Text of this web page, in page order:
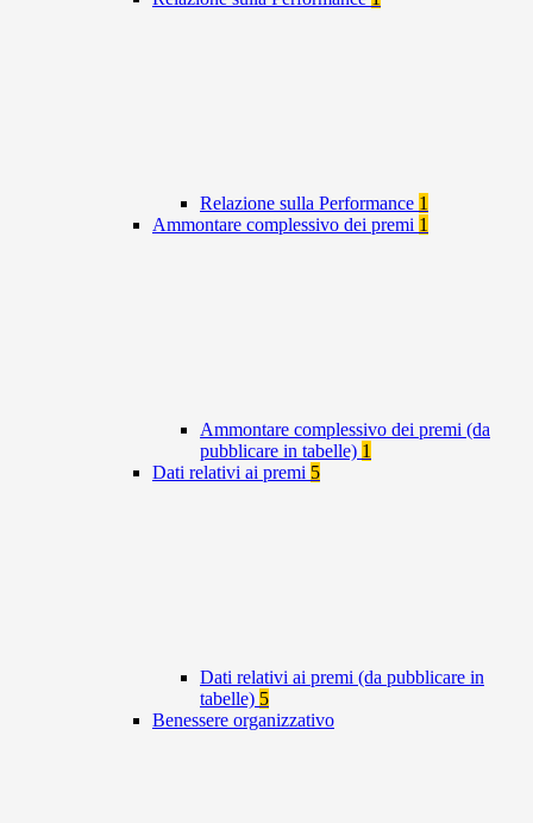
Relazione sulla Performance 1
Ammontare complessivo dei premi 1
Ammontare complessivo dei premi (da
pubblicare in tabelle) 1
Dati relativi ai premi 5
Dati relativi ai premi (da pubblicare in
tabelle) 5
Benessere organizzativo